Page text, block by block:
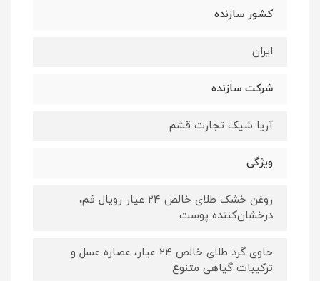
کشور سازنده
ایران
شرکت سازنده
آریا شیک تجارت قشم
ویژگی
روغن خشک طلای خالص ٢٤ عیار رویال فم،
درخشان‌کننده پوست
حاوی گرد طلای خالص 24 عیار، عصاره عسل و
ترکیبات گیاهی متنوع